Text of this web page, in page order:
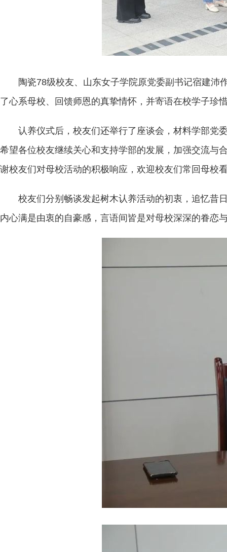
陶瓷78级校友、山东女子学院原党委副书记宿建
了心系母校、回馈师恩的真挚情怀，并寄语在校学子珍
认养仪式后，校友们还举行了座谈会，材料学部党
希望各位校友继续关心和支持学部的发展，加强交流与
谢校友们对母校活动的积极响应，欢迎校友们常回母校
校友们分别畅谈发起树木认养活动的初衷，追忆昔
内心满是由衷的自豪感，言语间皆是对母校深深的眷恋